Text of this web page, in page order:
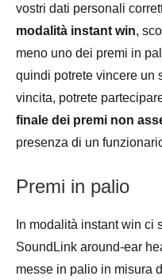
vostri dati personali
modalità instant win,
meno uno dei premi in
quindi potrete vincere un
vincita, potrete
finale dei premi non
presenza di un
Premi in palio
In modalità instant win ci
SoundLink around-ear
messe in palio in misura